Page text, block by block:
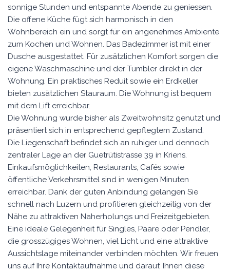
sonnige Stunden und entspannte Abende zu geniessen.
Die offene Küche fügt sich harmonisch in den
Wohnbereich ein und sorgt für ein angenehmes Ambiente
zum Kochen und Wohnen. Das Badezimmer ist mit einer
Dusche ausgestattet. Für zusätzlichen Komfort sorgen die
eigene Waschmaschine und der Tumbler direkt in der
Wohnung. Ein praktisches Reduit sowie ein Erdkeller
bieten zusätzlichen Stauraum. Die Wohnung ist bequem
mit dem Lift erreichbar.
Die Wohnung wurde bisher als Zweitwohnsitz genutzt und
präsentiert sich in entsprechend gepflegtem Zustand.
Die Liegenschaft befindet sich an ruhiger und dennoch
zentraler Lage an der Guetrütistrasse 39 in Kriens.
Einkaufsmöglichkeiten, Restaurants, Cafés sowie
öffentliche Verkehrsmittel sind in wenigen Minuten
erreichbar. Dank der guten Anbindung gelangen Sie
schnell nach Luzern und profitieren gleichzeitig von der
Nähe zu attraktiven Naherholungs und Freizeitgebieten.
Eine ideale Gelegenheit für Singles, Paare oder Pendler,
die grosszügiges Wohnen, viel Licht und eine attraktive
Aussichtslage miteinander verbinden möchten. Wir freuen
uns auf Ihre Kontaktaufnahme und darauf, Ihnen diese